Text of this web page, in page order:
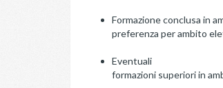
Formazione conclusa in
preferenza per ambito
Eventuali
formazioni superiori in